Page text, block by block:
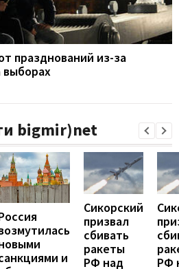
празднований из-за
выборах
bigmir)net
и
Сикорский
призвал
сбивать
ракеты
РФ над
РФ